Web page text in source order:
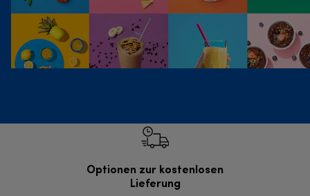
Optionen zur kostenlosen
Lieferung